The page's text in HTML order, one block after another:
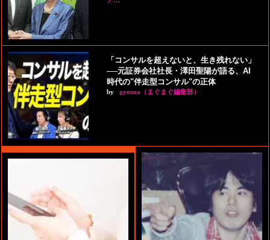
「コンサルを超えないと、生き残れない」
──元証券会社社長・澤田聖陽が語る、AI
時代の"伴走型コンサル"の正体
by gyouza（まぐまぐ編集部）